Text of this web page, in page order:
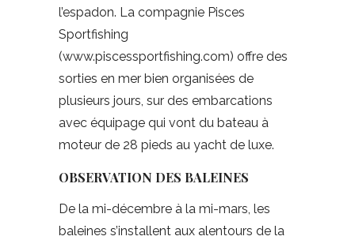
l’espadon. La compagnie Pisces
Sportfishing
(www.piscessportfishing.com) offre des
sorties en mer bien organisées de
plusieurs jours, sur des embarcations
avec équipage qui vont du bateau à
moteur de 28 pieds au yacht de luxe.
OBSERVATION DES BALEINES
De la mi-décembre à la mi-mars, les
baleines s’installent aux alentours de la